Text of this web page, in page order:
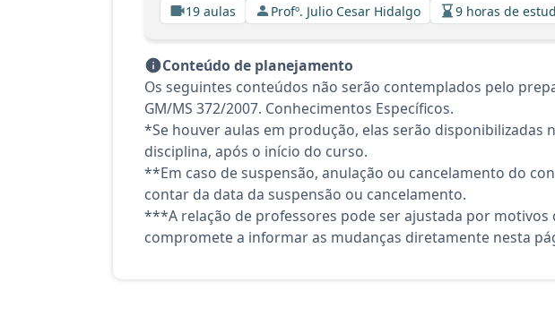
19 aulas Profº. Julio Cesar Hidalgo 9 horas de
Conteúdo de planejamento
Os seguintes conteúdos não serão contemplados pelo
GM/MS 372/2007. Conhecimentos Específicos.
*Se houver aulas em produção, elas serão disponibilizadas
disciplina, após o início do curso.
**Em caso de suspensão, anulação ou cancelamento do
contar da data da suspensão ou cancelamento.
***A relação de professores pode ser ajustada por motivos
compromete a informar as mudanças diretamente nesta